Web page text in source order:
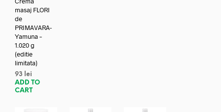
masaj FLORI
de
PRIMAVARA-
Yamuna –
1.020 g
(editie
limitata)
93
lei
ADD TO
CART